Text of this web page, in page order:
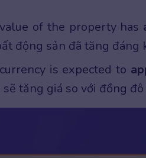
of the property has
động sản đã tăng đáng
is expected to
sẽ tăng giá so với đồng